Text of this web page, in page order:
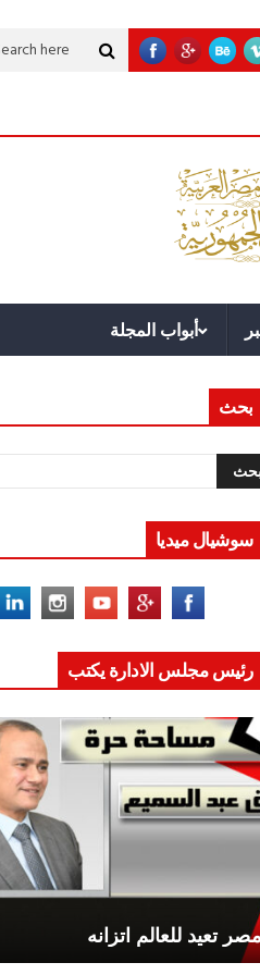
قوة الدولة.. عندما يصبح
أبواب المجلة
بحث
سوشيال ميديا
رئيس مجلس الادارة يكتب
تعيد للعالم اتزانه